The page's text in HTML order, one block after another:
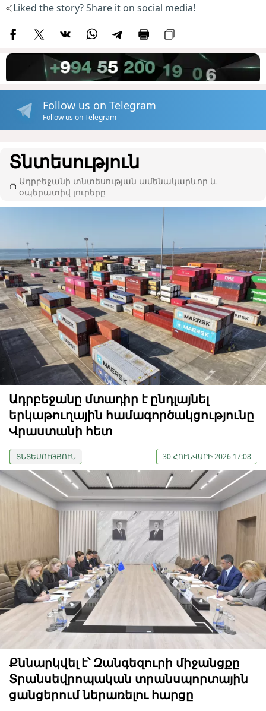
Liked the story? Share it on social media!
Follow us on Telegram
Follow us on Telegram
Տնտեսություն
Ադրբեջանի տնտեսության ամենակարևոր և
օպերատիվ լուրերը
Ադրբեջանը մտադիր է ընդլայնել
երկաթուղային համագործակցությունը
Վրաստանի հետ
ՏՆՏԵՍՈՒԹՅՈՒՆ 30 ՀՈՒՆՎԱՐԻ 2026 17:08
Քննարկվել է՝ Զանգեզուրի միջանցքը
Տրանսեվրոպական տրանսպորտային
ցանցերում ներառելու հարցը